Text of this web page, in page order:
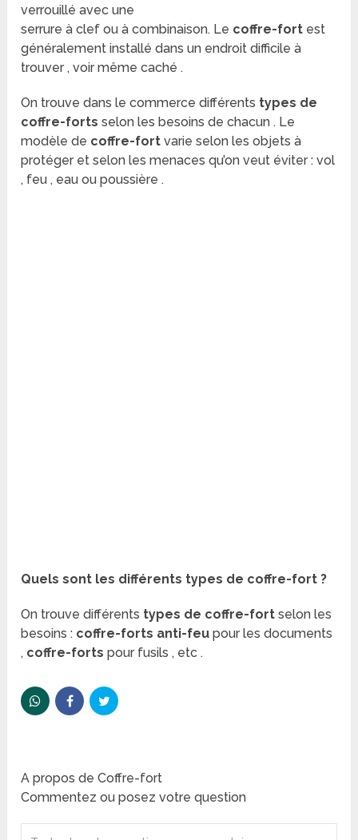
verrouillé avec une
serrure à clef ou à combinaison. Le coffre-fort est
généralement installé dans un endroit difficile à
trouver , voir même caché .
On trouve dans le commerce différents types de
coffre-forts selon les besoins de chacun . Le
modèle de coffre-fortvarie selon les objets à
protéger et selon les menaces qu’on veut éviter : vol
, feu , eau ou poussière .
Quels sont les différents types de coffre-fort ?
On trouve différents types de coffre-fort selon les
besoins : coffre-forts anti-feu pour les documents
, coffre-fortspour fusils , etc .
A propos de Coffre-fort
Commentez ou posez votre question